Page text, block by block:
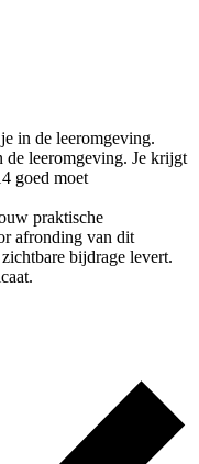
in de leeromgeving.
de leeromgeving. Je krijgt
goed moet
praktische
afronding van dit
bijdrage levert.